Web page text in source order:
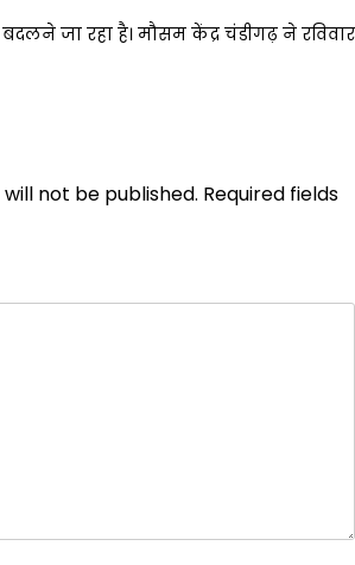
जा रहा है। मौसम केंद्र चंडीगढ़ ने रविवार
not be published. Required fields